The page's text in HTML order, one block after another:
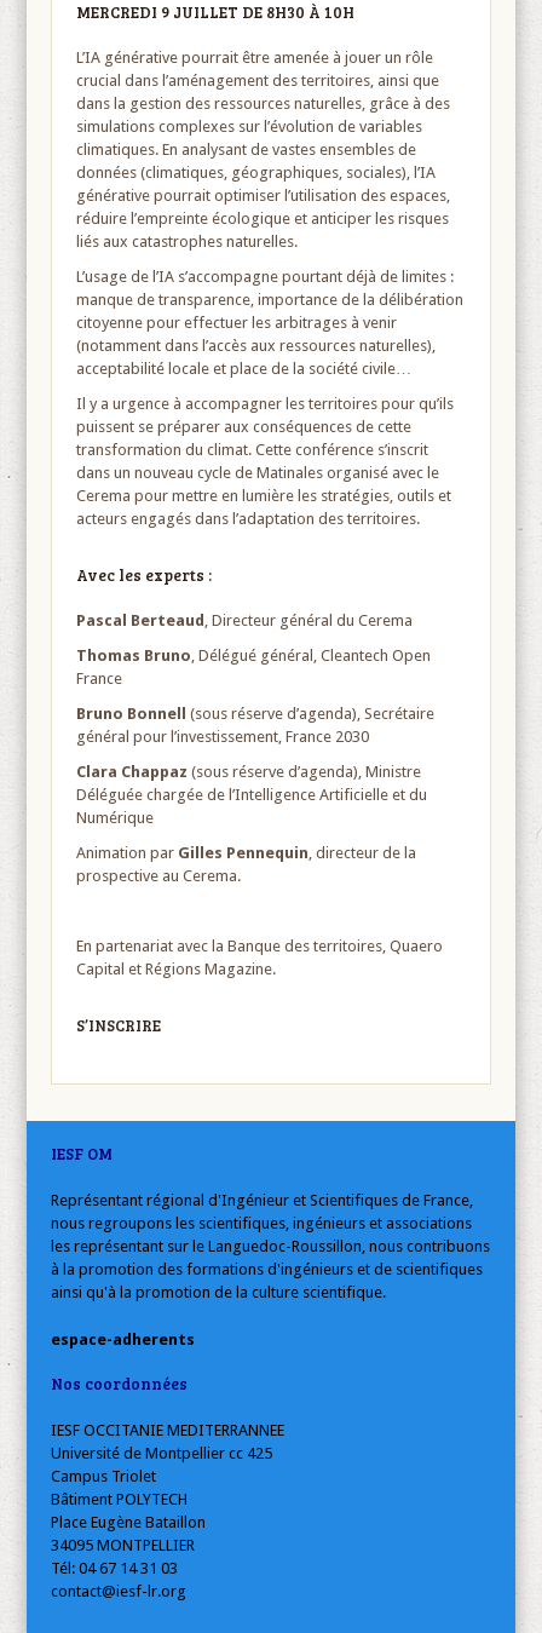
MERCREDI 9 JUILLET DE 8H30 À 10H
L’IA générative pourrait être amenée à jouer un rôle
crucial dans l’aménagement des territoires, ainsi que
dans la gestion des ressources naturelles, grâce à des
simulations complexes sur l’évolution de variables
climatiques. En analysant de vastes ensembles de
données (climatiques, géographiques, sociales), l’IA
générative pourrait optimiser l’utilisation des espaces,
réduire l’empreinte écologique et anticiper les risques
liés aux catastrophes naturelles.
L’usage de l’IA s’accompagne pourtant déjà de limites :
manque de transparence, importance de la délibération
citoyenne pour effectuer les arbitrages à venir
(notamment dans l’accès aux ressources naturelles),
acceptabilité locale et place de la société civile…
Il y a urgence à accompagner les territoires pour qu’ils
puissent se préparer aux conséquences de cette
transformation du climat. Cette conférence s’inscrit
dans un nouveau cycle de Matinales organisé avec le
Cerema pour mettre en lumière les stratégies, outils et
acteurs engagés dans l’adaptation des territoires.
Avec les experts :
Pascal Berteaud , Directeur général du Cerema
Thomas Bruno, Délégué général, Cleantech Open
France
Bruno Bonnell
(sous réserve d’agenda), Secrétaire
général pour l’investissement, France 2030
Clara Chappaz (sous réserve d’agenda), Ministre
Déléguée chargée de l’Intelligence Artificielle et du
Numérique
Animation par Gilles Pennequin, directeur de la
prospective au Cerema.
En partenariat avec la Banque des territoires, Quaero
Capital et Régions Magazine.
S’INSCRIRE
IESF OM
Représentant régional d'Ingénieur et Scientifiques de France,
nous regroupons les scientifiques, ingénieurs et associations
les représentant sur le Languedoc-Roussillon, nous contribuons
à la promotion des formations d'ingénieurs et de scientifiques
ainsi qu'à la promotion de la culture scientifique.
espace-adherents
Nos coordonnées
IESF OCCITANIE MEDITERRANNEE
Université de Montpellier cc 425
Campus Triolet
Bâtiment POLYTECH
Place Eugène Bataillon
34095 MONTPELLIER
Tél: 04 67 14 31 03
contact@iesf-lr.org